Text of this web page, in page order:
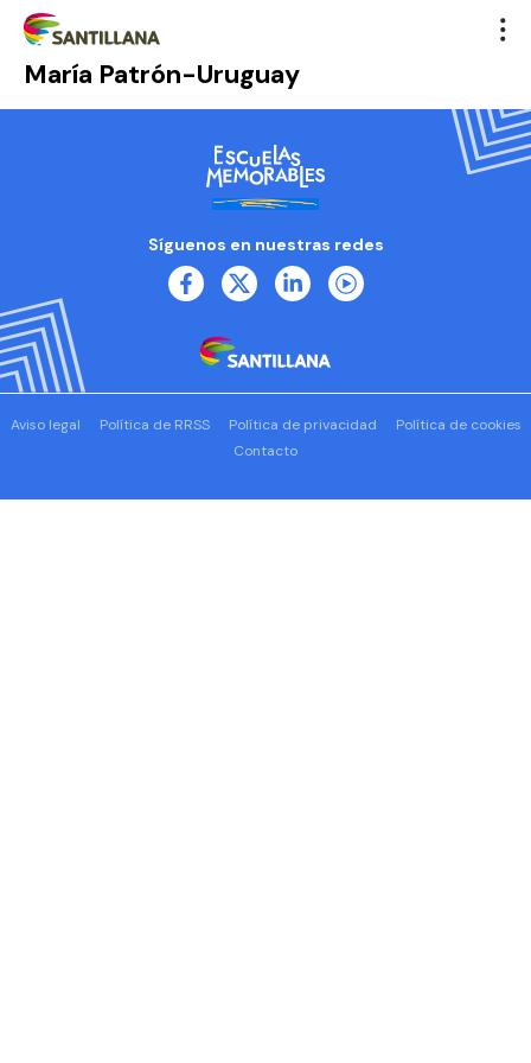
María Patrón-Uruguay
Síguenos en nuestras redes
Aviso legal Política de RRSS Política de privacidad
Política de cookies
Contacto